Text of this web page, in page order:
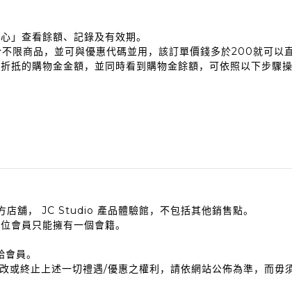
」查看餘額、記錄及有效期。
限商品，並可與優惠代碼並用，該訂單價錢多於200就可以
抵的購物金金額，並同時看到購物金餘額，可依照以下步驟
舖， JC Studio 產品體驗館，不包括其他銷售點。
會員只能擁有一個會籍。
員。
止上述一切禮遇/優惠之權利，請依網站公佈為準，而毋